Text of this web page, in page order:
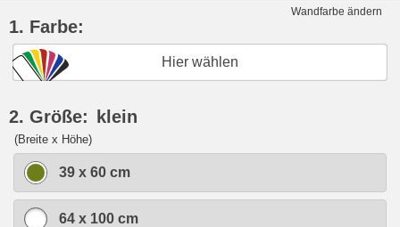
Wandfarbe ändern
1. Farbe:
Hier wählen
2. Größe: klein
(Breite x Höhe)
39 x 60 cm
64 x 100 cm